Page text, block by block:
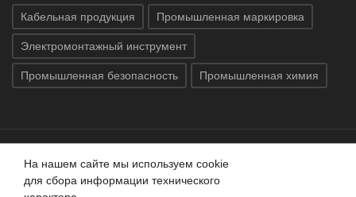
Кабельная продукция Промышленная маркировка
Электромонтажный инструмент
Промышленная безопасность Промышленная химия
Все права защищены © 2020 ГК «Индатэк»
защищены.Использование материалов с сайта запрещено.
На нашем сайте мы используем cookie
для сбора информации технического